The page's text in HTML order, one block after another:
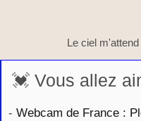
Le ciel
💓 Vous allez
- Webcam de France :